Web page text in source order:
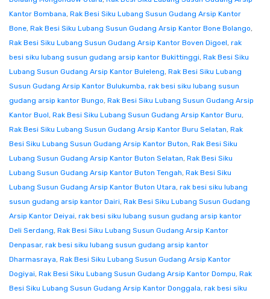
Kantor Bombana, Rak Besi Siku Lubang Susun Gudang Arsip Kantor
Bone, Rak Besi Siku Lubang Susun Gudang Arsip Kantor Bone Bolango,
Rak Besi Siku Lubang Susun Gudang Arsip Kantor Boven Digoel, rak
besi siku lubang susun gudang arsip kantor Bukittinggi, Rak Besi Siku
Lubang Susun Gudang Arsip Kantor Buleleng, Rak Besi Siku Lubang
Susun Gudang Arsip Kantor Bulukumba, rak besi siku lubang susun
gudang arsip kantor Bungo, Rak Besi Siku Lubang Susun Gudang Arsip
Kantor Buol, Rak Besi Siku Lubang Susun Gudang Arsip Kantor Buru,
Rak Besi Siku Lubang Susun Gudang Arsip Kantor Buru Selatan, Rak
Besi Siku Lubang Susun Gudang Arsip Kantor Buton, Rak Besi Siku
Lubang Susun Gudang Arsip Kantor Buton Selatan, Rak Besi Siku
Lubang Susun Gudang Arsip Kantor Buton Tengah, Rak Besi Siku
Lubang Susun Gudang Arsip Kantor Buton Utara, rak besi siku lubang
susun gudang arsip kantor Dairi, Rak Besi Siku Lubang Susun Gudang
Arsip Kantor Deiyai, rak besi siku lubang susun gudang arsip kantor
Deli Serdang, Rak Besi Siku Lubang Susun Gudang Arsip Kantor
Denpasar, rak besi siku lubang susun gudang arsip kantor
Dharmasraya, Rak Besi Siku Lubang Susun Gudang Arsip Kantor
Dogiyai, Rak Besi Siku Lubang Susun Gudang Arsip Kantor Dompu, Rak
Besi Siku Lubang Susun Gudang Arsip Kantor Donggala, rak besi siku